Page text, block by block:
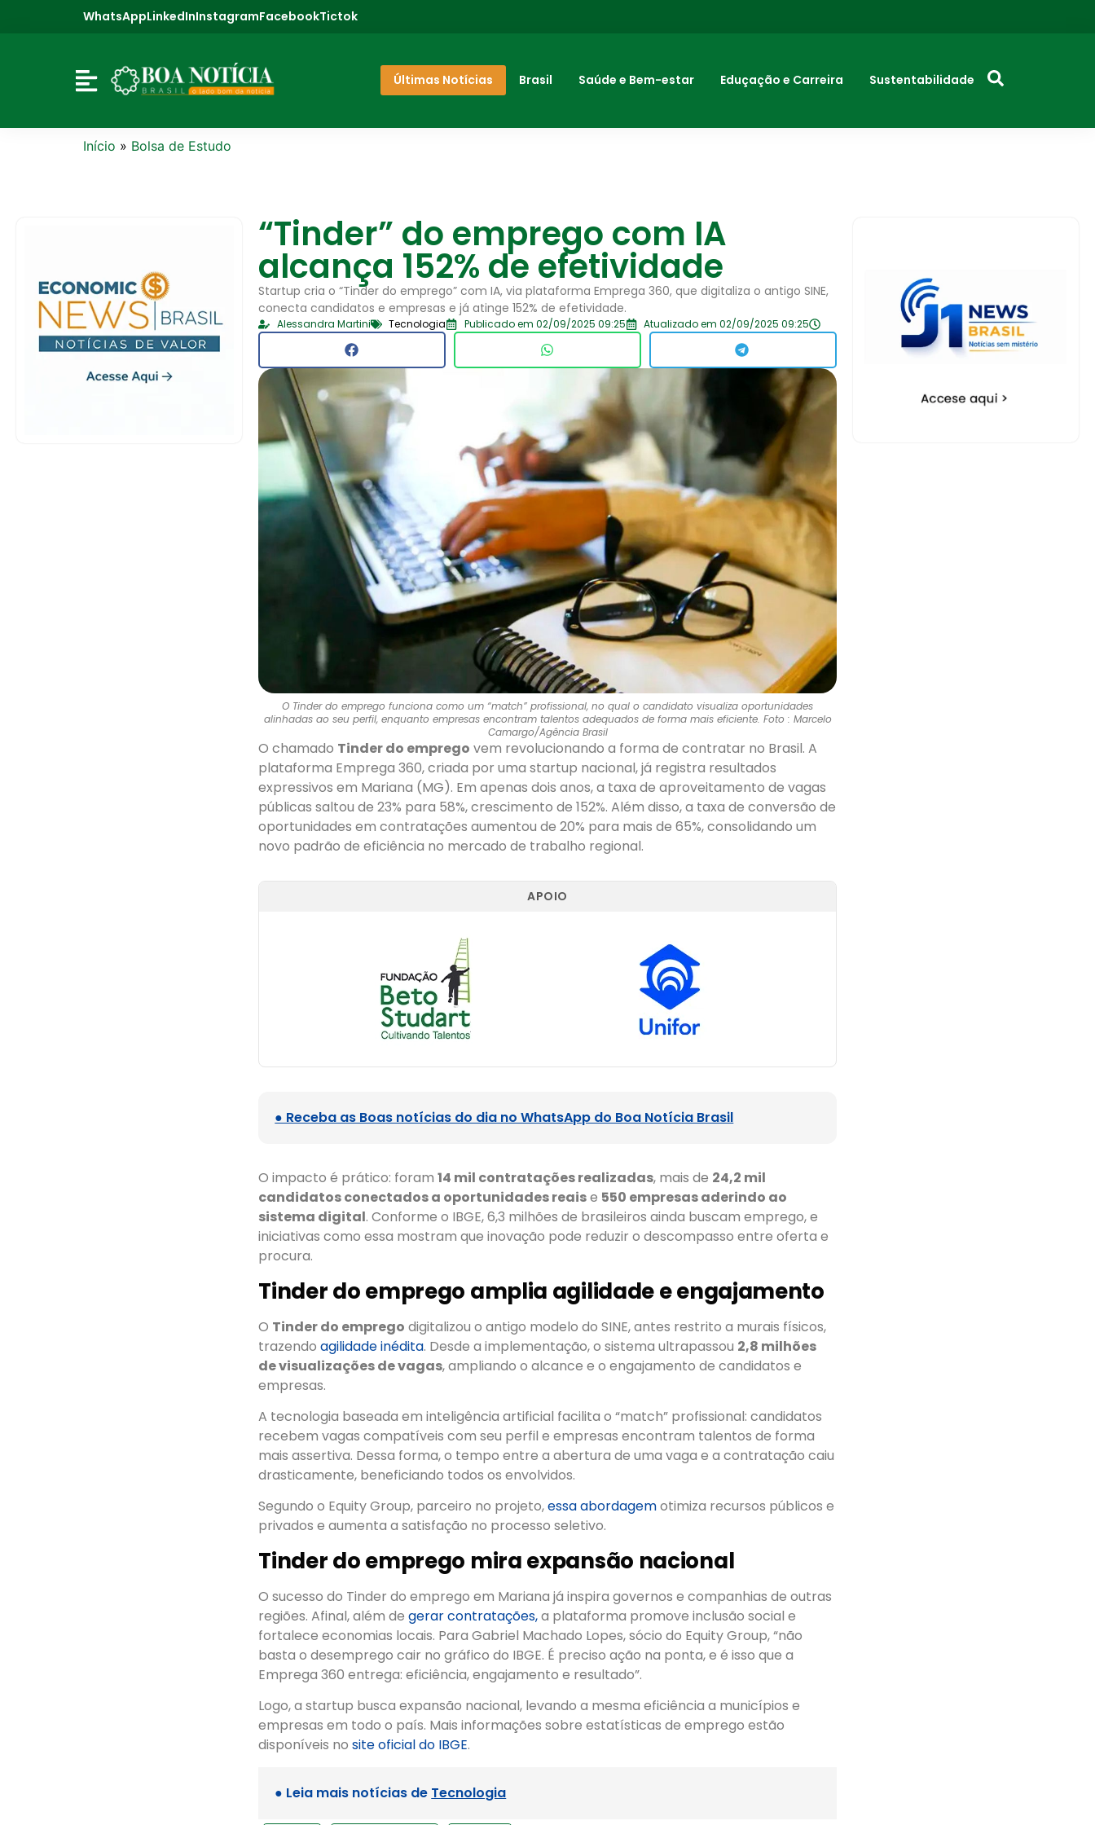
WhatsAppLinkedInInstagramFacebookTictok
Últimas Notícias Brasil Saúde e Bem-estar Eduçação e Carreira Sustentabilidade
Início » Bolsa de Estudo
“Tinder” do emprego com IA
alcança 152% de efetividade
Startup cria o “Tinder do emprego” com IA, via plataforma Emprega 360, que digitaliza o antigo SINE,
conecta candidatos e empresas e já atinge 152% de efetividade.
Alessandra Martini Tecnologia Publicado em 02/09/2025 09:25 Atualizado em 02/09/2025 09:25
O Tinder do emprego funciona como um “match” profissional, no qual o candidato visualiza oportunidades
alinhadas ao seu perfil, enquanto empresas encontram talentos adequados de forma mais eficiente. Foto : Marcelo
Camargo/Agência Brasil
O chamado Tinder do emprego vem revolucionando a forma de contratar no Brasil. A
plataforma Emprega 360, criada por uma startup nacional, já registra resultados
expressivos em Mariana (MG). Em apenas dois anos, a taxa de aproveitamento de vagas
públicas saltou de 23% para 58%, crescimento de 152%. Além disso, a taxa de conversão de
oportunidades em contratações aumentou de 20% para mais de 65%, consolidando um
novo padrão de eficiência no mercado de trabalho regional.
APOIO
● Receba as Boas notícias do dia no WhatsApp do Boa Notícia Brasil
O impacto é prático: foram14 mil contratações realizadas, mais de 24,2 mil
candidatos conectados a oportunidades reaise 550 empresas aderindo ao
sistema digital. Conforme o IBGE, 6,3 milhões de brasileiros ainda buscam emprego, e
iniciativas como essa mostram que inovação pode reduzir o descompasso entre oferta e
procura.
Tinder do emprego amplia agilidade e engajamento
O Tinder do emprego digitalizou o antigo modelo do SINE, antes restrito a murais físicos,
trazendo agilidade inédita. Desde a implementação, o sistema ultrapassou 2,8 milhões
de visualizações de vagas, ampliando o alcance e o engajamento de candidatos e
empresas.
A tecnologia baseada em inteligência artificial facilita o “match” profissional: candidatos
recebem vagas compatíveis com seu perfil e empresas encontram talentos de forma
mais assertiva. Dessa forma, o tempo entre a abertura de uma vaga e a contratação caiu
drasticamente, beneficiando todos os envolvidos.
Segundo o Equity Group, parceiro no projeto,essa abordagemotimiza recursos públicos e
privados e aumenta a satisfação no processo seletivo.
Tinder do emprego mira expansão nacional
O sucesso do Tinder do emprego em Mariana já inspira governos e companhias de outras
regiões. Afinal, além degerar contratações,a plataforma promove inclusão social e
fortalece economias locais. Para Gabriel Machado Lopes, sócio do Equity Group, “não
basta o desemprego cair no gráfico do IBGE. É preciso ação na ponta, e é isso que a
Emprega 360 entrega: eficiência, engajamento e resultado”.
Logo, a startup busca expansão nacional, levando a mesma eficiência a municípios e
empresas em todo o país. Mais informações sobre estatísticas de emprego estão
disponíveis nosite oficial do IBGE.
● Leia mais notícias de Tecnologia